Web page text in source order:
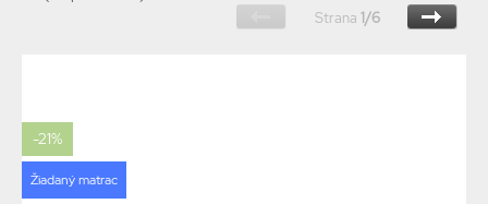
Strana 1/6
-21%
Žiadaný matrac